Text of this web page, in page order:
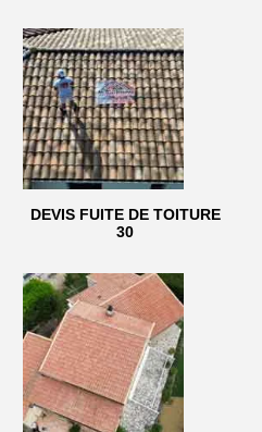
DEVIS FUITE DE TOITURE
30